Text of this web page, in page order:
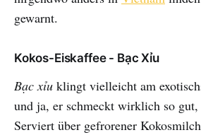
gewarnt.
Kokos-Eiskaffee - Bạc Xỉu
Bạc xỉu klingt vielleicht am
und ja, er schmeckt wirklich so
Serviert über gefrorener